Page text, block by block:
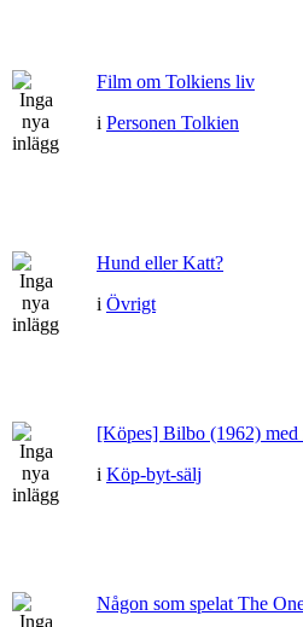
Film om Tolkiens liv
i Personen Tolkien
Hund eller Katt?
i Övrigt
[Köpes] Bilbo (1962) med
i Köp-byt-sälj
Någon som spelat The